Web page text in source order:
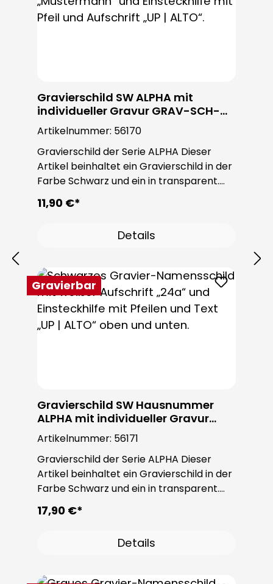
Gravierschild SW ALPHA mit
individueller Gravur GRAV-SCH-
ALPHA NAMEws
Artikelnummer: 56170
Gravierschild der Serie ALPHA Dieser
Artikel beinhaltet ein Gravierschild in der
Farbe Schwarz und ein in transparent.
Dieser Gravierschild eignen sich für die
ALPHA Türstation.
11,90 €*
Details
Gravierbar
Gravierschild SW Hausnummer
ALPHA mit individueller Gravur
GRAV-ALPHA HNws
Artikelnummer: 56171
Gravierschild der Serie ALPHA Dieser
Artikel beinhaltet ein Gravierschild in der
Farbe Schwarz und ein in transparent.
Dieser Gravierschild eignen sich für die
ALPHA Türstation Hausnummer-Modul..
17,90 €*
Details